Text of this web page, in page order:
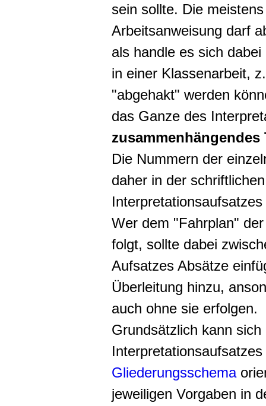
sein sollte. Die
Arbeitsanweisung darf
als handle es sich
in einer Klassenarbeit,
"abgehakt" werden
das Ganze des
zusammenhängendes
Die Nummern der
daher in der
Wer dem "Fahrplan"
folgt, sollte dabei
Aufsatzes Absätze
Überleitung hinzu,
auch ohne sie erfolgen.
Grundsätzlich kann
Gliederungsschema
jeweiligen Vorgaben in